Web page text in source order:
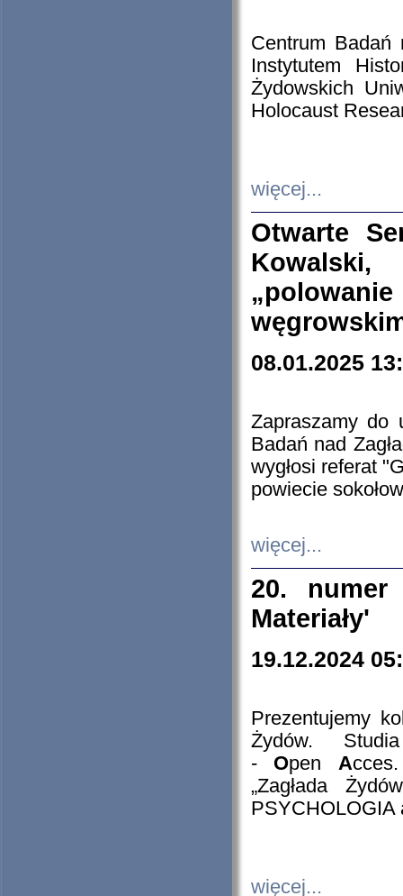
Centrum Badań
Instytutem
Żydowskich
Holocaust
więcej...
Otwarte
08.01.2025
Zapraszamy do
Badań nad
wygłosi referat
powiecie
więcej...
20. numer
Materiały'
19.12.2024
Prezentujemy
Żydów.
- Open A
„Zagłada
PSYCHOLOGIA
więcej...